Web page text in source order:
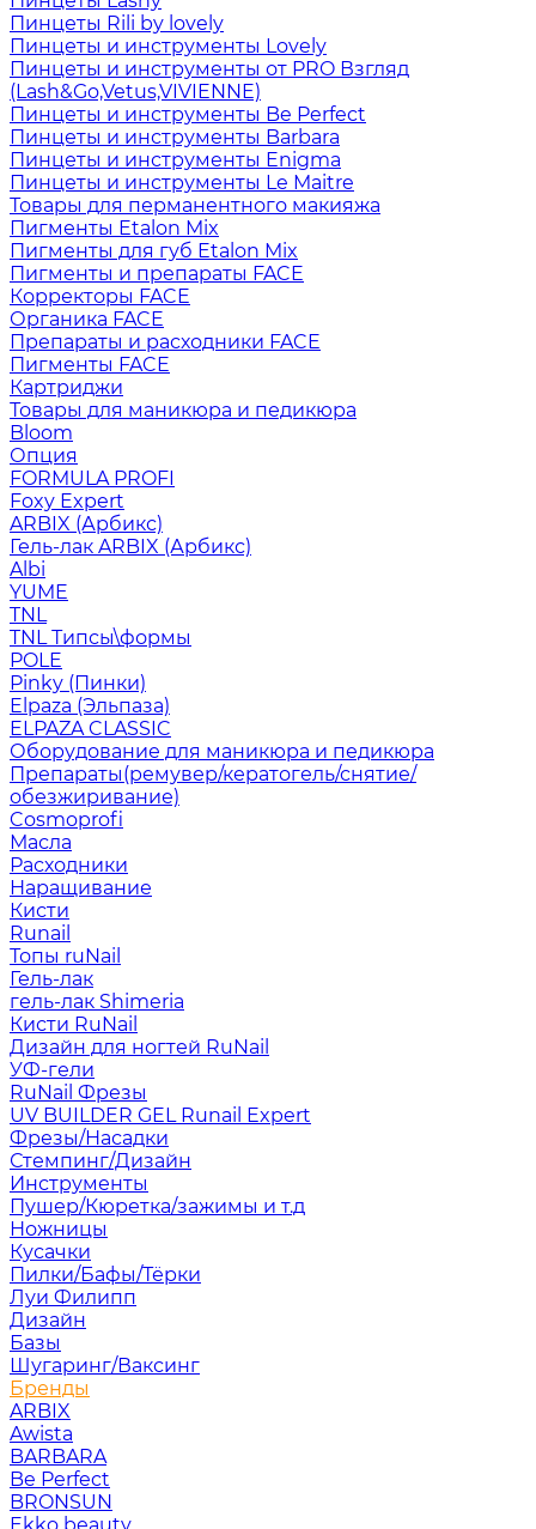
Пинцеты Rili by lovely
Пинцеты и инструменты Lovely
Пинцеты и инструменты от PRO Взгляд
(Lash&Go,Vetus,VIVIENNE)
Пинцеты и инструменты Be Perfect
Пинцеты и инструменты Barbara
Пинцеты и инструменты Enigma
Пинцеты и инструменты Le Maitre
Товары для перманентного макияжа
Пигменты Etalon Mix
Пигменты для губ Etalon Mix
Пигменты и препараты FACE
Корректоры FACE
Органика FACE
Препараты и расходники FACE
Пигменты FACE
Картриджи
Товары для маникюра и педикюра
Bloom
Опция
FORMULA PROFI
Foxy Expert
ARBIX (Арбикс)
Гель-лак ARBIX (Арбикс)
Albi
YUME
TNL
TNL Типсы\формы
POLE
Pinky (Пинки)
Elpaza (Эльпаза)
ELPAZA CLASSIC
Оборудование для маникюра и педикюра
Препараты(ремувер/кератогель/снятие/
обезжиривание)
Cosmoprofi
Масла
Расходники
Наращивание
Кисти
Runail
Топы ruNail
Гель-лак
гель-лак Shimeria
Кисти RuNail
Дизайн для ногтей RuNail
УФ-гели
RuNail Фрезы
UV BUILDER GEL Runail Expert
Фрезы/Насадки
Стемпинг/Дизайн
Инструменты
Пушер/Кюретка/зажимы и т.д
Ножницы
Кусачки
Пилки/Бафы/Тёрки
Луи Филипп
Дизайн
Базы
Шугаринг/Ваксинг
Бренды
ARBIX
Awista
BARBARA
Be Perfect
BRONSUN